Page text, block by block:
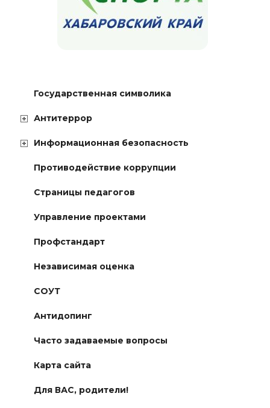
Государственная символика
Антитеррор
Информационная безопасность
Противодействие коррупции
Страницы педагогов
Управление проектами
Профстандарт
Независимая оценка
СОУТ
Антидопинг
Часто задаваемые вопросы
Карта сайта
Для ВАС, родители!